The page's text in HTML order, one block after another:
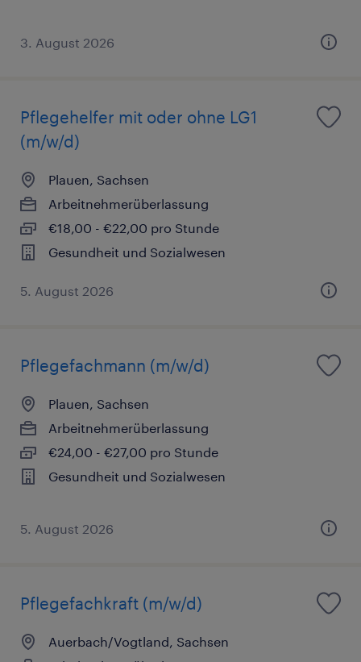
3. August 2026
Pflegehelfer mit oder ohne LG1
(m/w/d)
Plauen, Sachsen
Arbeitnehmerüberlassung
€18,00 - €22,00 pro Stunde
Gesundheit und Sozialwesen
5. August 2026
Pflegefachmann (m/w/d)
Plauen, Sachsen
Arbeitnehmerüberlassung
€24,00 - €27,00 pro Stunde
Gesundheit und Sozialwesen
5. August 2026
Pflegefachkraft (m/w/d)
Auerbach/Vogtland, Sachsen